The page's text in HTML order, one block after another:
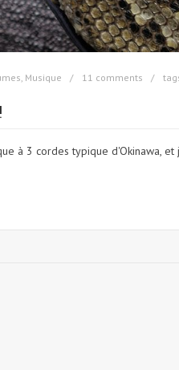
Musique 11 comments
à 3 cordes typique d'Okinawa,